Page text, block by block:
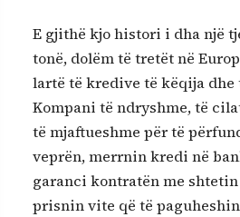
E gjithë kjo histori i dha një
tonë, dolëm të tretët në
lartë të kredive të këqija dhe
Kompani të ndryshme, të
të mjaftueshme për të
veprën, merrnin kredi në
garanci kontratën me
prisnin vite që të